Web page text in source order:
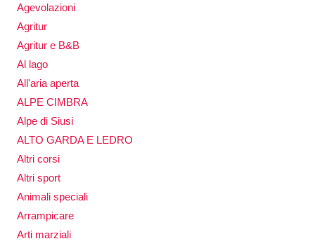
Agevolazioni
Agritur
Agritur e B&B
Al lago
All'aria aperta
ALPE CIMBRA
Alpe di Siusi
ALTO GARDA E LEDRO
Altri corsi
Altri sport
Animali speciali
Arrampicare
Arti marziali